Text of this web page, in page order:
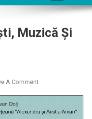
Muzică Şi
A CommentOn
Poveşti,